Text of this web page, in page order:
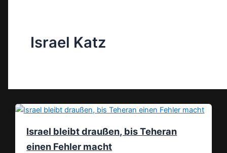
Israel Katz
Israel bleibt draußen, bis Teheran
einen Fehler macht